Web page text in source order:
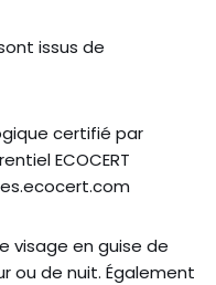
issus de
certifié par
ECOCERT
visage en guise de
ou de nuit. Également